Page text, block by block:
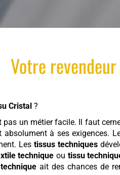
Votre revendeur
Cristal ?
pas un métier facile. Il faut
absolument à ses exigences.
Les tissus techniques
technique ou tissu
ait des chances de